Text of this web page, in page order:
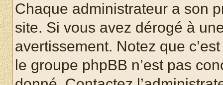
Chaque administrateur a son
site. Si vous avez dérogé à
avertissement. Notez que
le groupe phpBB n’est pas